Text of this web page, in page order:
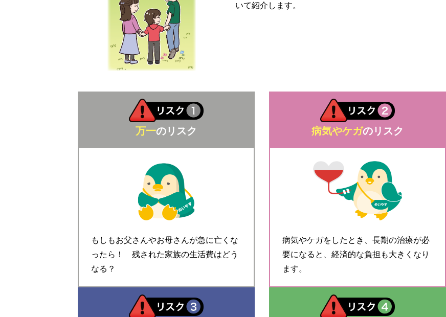
いて紹介します。
万一のリスク
もしもお父さんやお母さんが急に亡くな
ったら！ 残された家族の生活費はどう
なる？
病気やケガのリスク
病気やケガをしたとき、長期の治療が必
要になると、経済的な負担も大きくなり
ます。